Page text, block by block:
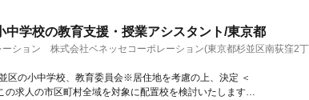
中学校の教育支援・授業アシスタント/東京都
ション 株式会社ベネッセコーポレーション(東京都杉並区南荻窪2
区の小中学校、教育委員会※居住地を考慮の上、決定 ＜
の求人の市区町村全域を対象に配置校を検討いたします。